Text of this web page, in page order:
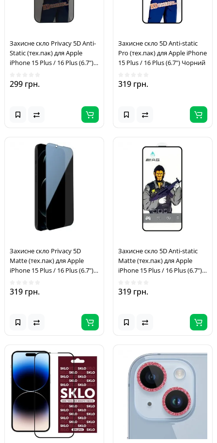
Захисне скло Privacy 5D Anti-
Static (тех.пак) для Apple
iPhone 15 Plus / 16 Plus (6.7")
299 грн.
Захисне скло 5D Anti-static
Pro (тех.пак) для Apple iPhone
15 Plus / 16 Plus (6.7") Чорний
319 грн.
Захисне скло Privacy 5D
Matte (тех.пак) для Apple
iPhone 15 Plus / 16 Plus (6.7")
319 грн.
Захисне скло 5D Anti-static
Matte (тех.пак) для Apple
iPhone 15 Plus / 16 Plus (6.7")
319 грн.